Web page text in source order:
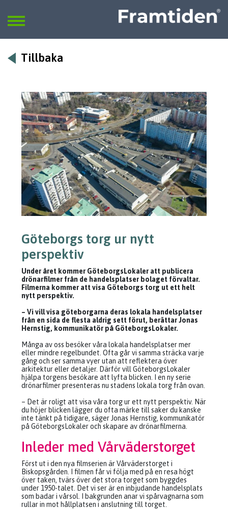
SÖK
Tillbaka
Göteborgs torg ur nytt
perspektiv
Under året kommer GöteborgsLokaler att publicera
drönarfilmer från de handelsplatser bolaget förvaltar.
Filmerna kommer att visa Göteborgs torg ut ett helt
nytt perspektiv.
– Vi vill visa göteborgarna deras lokala handelsplatser
från en sida de flesta aldrig sett förut, berättar Jonas
Hernstig, kommunikatör på GöteborgsLokaler.
Många av oss besöker våra lokala handelsplatser mer
eller mindre regelbundet. Ofta går vi samma sträcka varje
gång och ser samma vyer utan att reflektera över
arkitektur eller detaljer. Därför vill GöteborgsLokaler
hjälpa torgens besökare att lyfta blicken. I en ny serie
drönarfilmer presenteras nu stadens lokala torg från ovan.
– Det är roligt att visa våra torg ur ett nytt perspektiv. När
du höjer blicken lägger du ofta märke till saker du kanske
inte tänkt på tidigare, säger Jonas Hernstig, kommunikatör
på GöteborgsLokaler och skapare av drönarfilmerna.
Inleder med Vårväderstorget
Först ut i den nya filmserien är Vårväderstorget i
Biskopsgården. I filmen får vi följa med på en resa högt
över taken, tvärs över det stora torget som byggdes
under 1950-talet. Det vi ser är en inbjudande handelsplats
som badar i vårsol. I bakgrunden anar vi spårvagnarna som
rullar in mot hållplatsen i anslutning till torget.